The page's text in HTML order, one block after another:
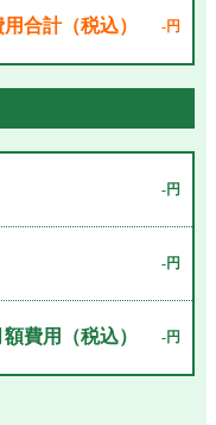
合計（税込） -円
-円
-円
額費用（税込） -円